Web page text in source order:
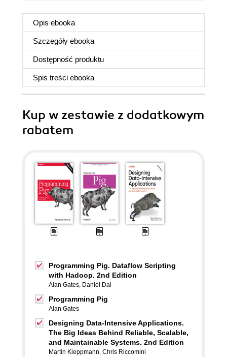
Opis ebooka
Szczegóły ebooka
Dostępność produktu
Spis treści ebooka
Kup w zestawie z dodatkowym
rabatem
Programming Pig. Dataflow Scripting
with Hadoop. 2nd Edition
Alan Gates, Daniel Dai
Programming Pig
Alan Gates
Designing Data-Intensive Applications.
The Big Ideas Behind Reliable, Scalable,
and Maintainable Systems. 2nd Edition
Martin Kleppmann, Chris Riccomini